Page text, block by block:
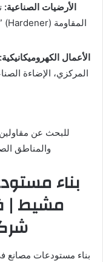
الأرضيات الصناعية:
الأعمال الكهروميكانيكية:
المركزي، الإضاءة
للبحث عن
والمناطق
بناء
مشيط |
بناء مستودعات